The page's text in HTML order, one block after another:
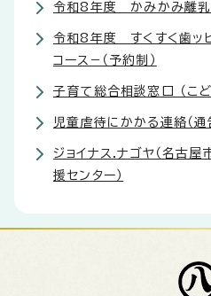
令和8年度 かみかみ離
令和8年度 すくすく歯ッ
コース−（予約制）
子育て総合相談窓口 （こど
児童虐待にかかる連絡（通
ジョイナス.ナゴヤ（名古
援センター）